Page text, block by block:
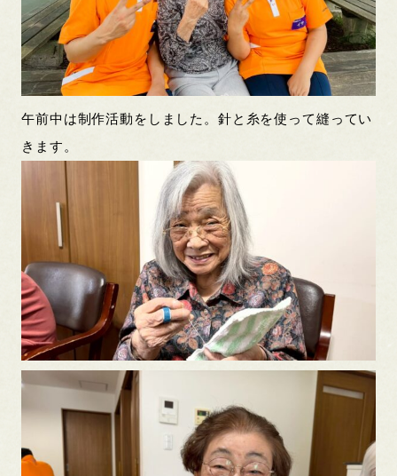
午前中は制作活動をしました。針と糸を使って縫ってい
きます。